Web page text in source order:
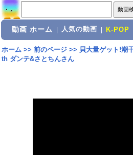
動画 ホーム 人気の動画 K-POP
ホーム>> 前のページ>> 貝大量ゲット!潮
th ダンテ&さとちんさん